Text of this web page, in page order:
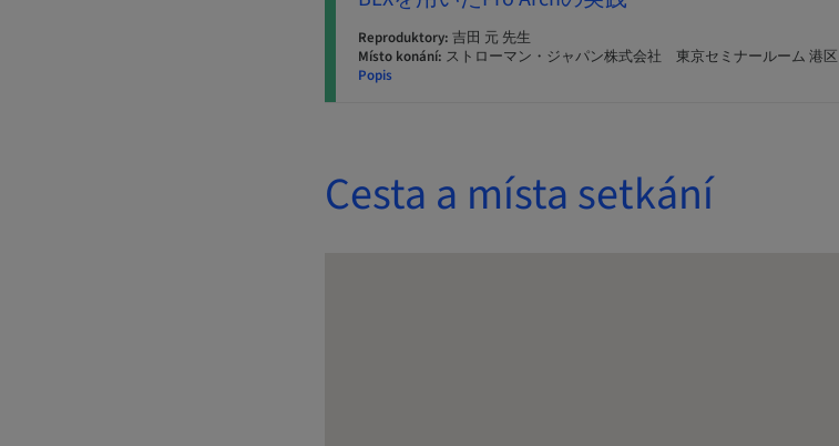
Reproduktory: 吉田 元 先生
Místo konání: ストローマン・ジャパン株式会社 東京セミナールーム 港区
Popis
Cesta a místa setkání